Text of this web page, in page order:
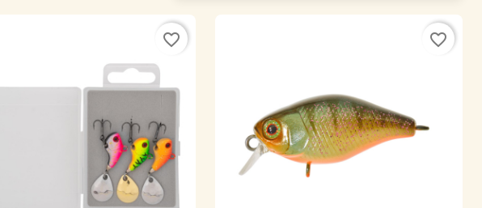
favorite_border favorite_border